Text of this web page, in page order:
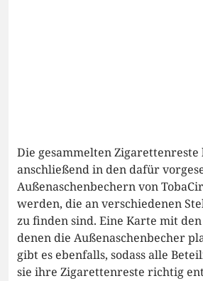
Die gesammelten Zigarettenreste
anschließend in den dafür
Außenaschenbechern von
werden, die an verschiedenen
zu finden sind. Eine Karte mit
denen die Außenaschenbecher
gibt es ebenfalls, sodass alle
sie ihre Zigarettenreste richtig